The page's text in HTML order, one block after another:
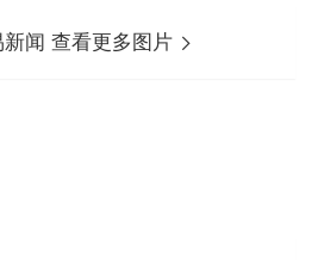
闻 查看更多图片